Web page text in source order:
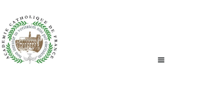
ACCUEIL